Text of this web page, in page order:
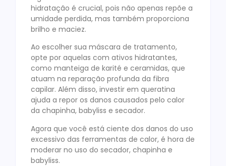
hidratação é crucial, pois não apenas repõe a
umidade perdida, mas também proporciona
brilho e maciez.
Ao escolher sua máscara de tratamento,
opte por aquelas com ativos hidratantes,
como manteiga de karité e ceramidas, que
atuam na reparação profunda da fibra
capilar. Além disso, investir em queratina
ajuda a repor os danos causados pelo calor
da chapinha, babyliss e secador.
Agora que você está ciente dos danos do uso
excessivo das ferramentas de calor, é hora de
moderar no uso do secador, chapinha e
babyliss.